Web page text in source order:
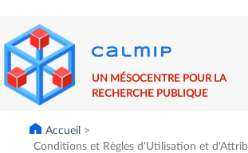
au
contenu
principal
UN MÉSOCENTRE POUR LA
RECHERCHE PUBLIQUE
Accueil
Conditions et Règles d'Utilisation et